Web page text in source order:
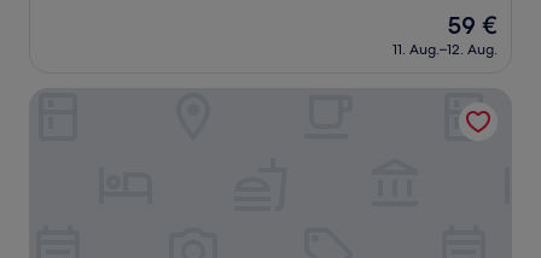
Bewertungen)
Der
Preis
beträgt
59 €
11. Aug.–12. Aug.